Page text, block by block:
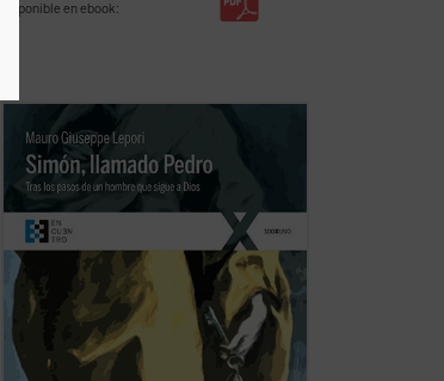
disponible en ebook:
Simón, llamado Pedro
sencilla, profunda y apasionada de la vida
de san Pedro desde que conoció a Jesús
y, dejándolo todo, lo siguió, hasta su
último encuentro con él en la orilla del
lago. El P. Lepori nos ...
(ver ficha)